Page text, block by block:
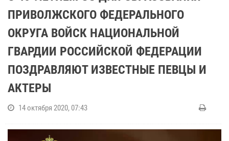
ПРИВОЛЖСКОГО ФЕДЕРАЛЬНОГО
ОКРУГА ВОЙСК НАЦИОНАЛЬНОЙ
ГВАРДИИ РОССИЙСКОЙ ФЕДЕРАЦИИ
ПОЗДРАВЛЯЮТ ИЗВЕСТНЫЕ ПЕВЦЫ И
АКТЕРЫ
14 октября 2020, 07:43